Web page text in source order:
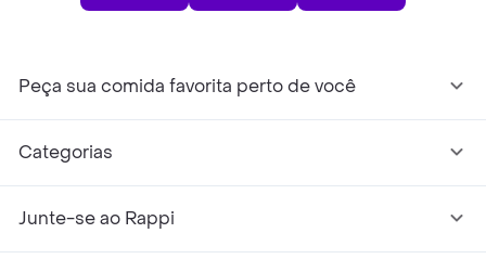
Peça sua comida favorita perto de você
Categorias
Junte-se ao Rappi